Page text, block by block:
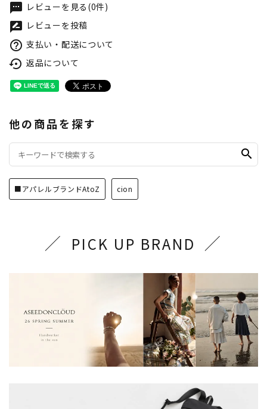
textsms レビューを見る(0件)
rate_review レビューを投稿
help_outline 支払い・配送について
settings_backup_restore 返品について
他の商品を探す
search
■アパレルブランドAtoZ cion
PICK UP BRAND